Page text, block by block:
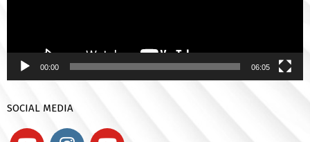
00:00 06:05
SOCIAL MEDIA